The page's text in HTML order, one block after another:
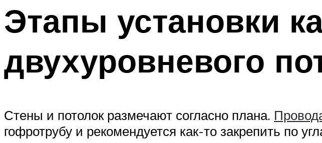
Этапы установки
двухуровневого
Стены и потолок размечают согласно плана.
гофротрубу и рекомендуется как-то закрепить по